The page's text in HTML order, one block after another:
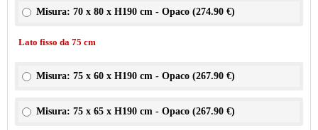
Misura: 70 x 80 x H190 cm - Opaco (274.90 €)
Lato fisso da 75 cm
Misura: 75 x 60 x H190 cm - Opaco (267.90 €)
Misura: 75 x 65 x H190 cm - Opaco (267.90 €)